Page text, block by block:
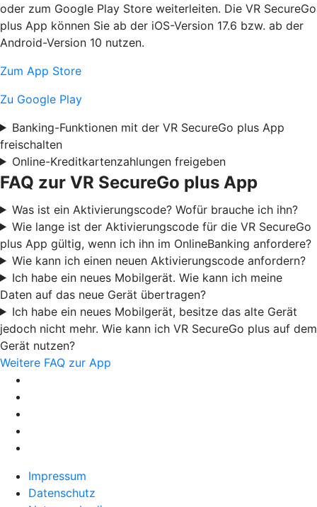
oder zum Google Play Store weiterleiten. Die VR SecureGo
plus App können Sie ab der iOS-Version 17.6 bzw. ab der
Android-Version 10 nutzen.
Zum App Store
Zu Google Play
Banking-Funktionen mit der VR SecureGo plus App
freischalten
Online-Kreditkartenzahlungen freigeben
FAQ zur VR SecureGo plus App
Was ist ein Aktivierungscode? Wofür brauche ich ihn?
Wie lange ist der Aktivierungscode für die VR SecureGo
plus App gültig, wenn ich ihn im OnlineBanking anfordere?
Wie kann ich einen neuen Aktivierungscode anfordern?
Ich habe ein neues Mobilgerät. Wie kann ich meine
Daten auf das neue Gerät übertragen?
Ich habe ein neues Mobilgerät, besitze das alte Gerät
jedoch nicht mehr. Wie kann ich VR SecureGo plus auf dem
Gerät nutzen?
Weitere FAQ zur App
Impressum
Datenschutz